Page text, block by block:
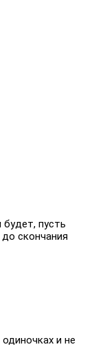
пусть
скончания
и не